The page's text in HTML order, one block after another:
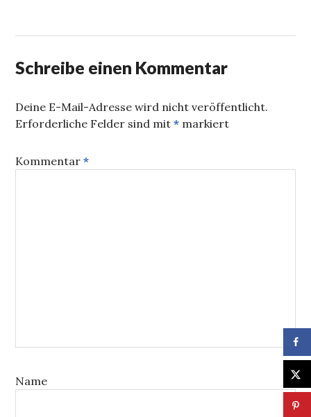
Schreibe einen Kommentar
Deine E-Mail-Adresse wird nicht veröffentlicht.
Erforderliche Felder sind mit* markiert
Kommentar*
Name